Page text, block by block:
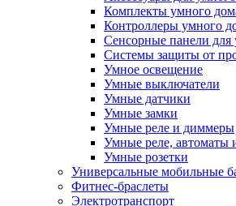
Комплекты умного
Контроллеры умного
Сенсорные панели для
Системы защиты от
Умное освещение
Умные выключатели
Умные датчики
Умные замки
Умные реле и диммеры
Умные реле, автоматы
Умные розетки
Универсальные мобильные
Фитнес-браслеты
Электротранспорт